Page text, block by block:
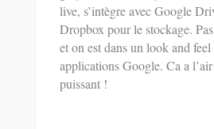
live, s’intègre avec Google
Dropbox pour le stockage.
et on est dans un look and
applications Google. Ca a
puissant !